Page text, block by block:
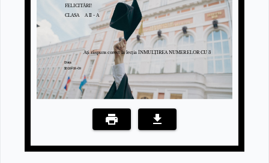
FELICITĂRI!
CLASA A II - A
Ați răspuns corect la lecția ÎNMULȚIREA NUMERELOR CU 3
Data
2026-08-09